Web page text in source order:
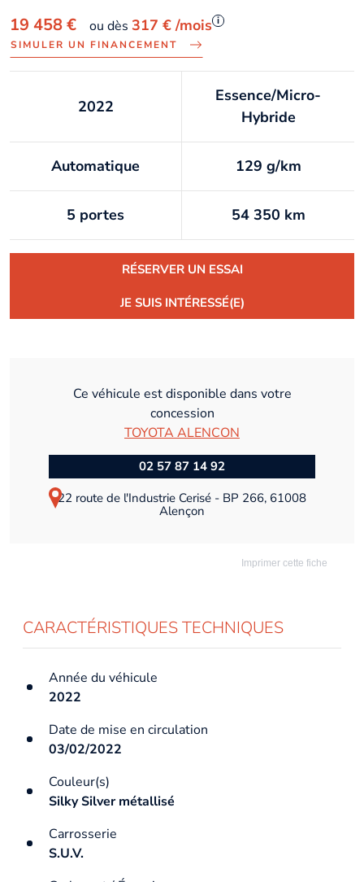
19 458 € ou dès 317 € /mois i
SIMULER UN FINANCEMENT
2022
Essence/Micro-
Hybride
Automatique 129 g/km
5 portes 54 350 km
RÉSERVER UN ESSAI
JE SUIS INTÉRESSÉ(E)
Ce véhicule est disponible dans votre
concession
TOYOTA ALENCON
02 57 87 14 92
22 route de l'Industrie Cerisé - BP 266, 61008
Alençon
Imprimer cette fiche
CARACTÉRISTIQUES TECHNIQUES
Année du véhicule
2022
Date de mise en circulation
03/02/2022
Couleur(s)
Silky Silver métallisé
Carrosserie
S.U.V.